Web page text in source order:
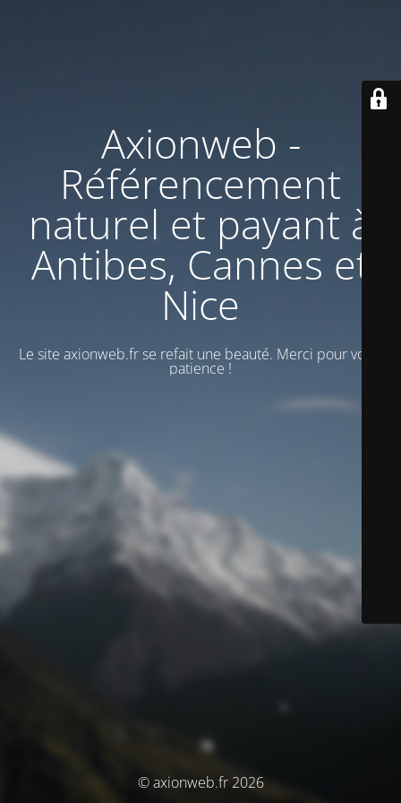
Axionweb -
Référencement
naturel et payant à
Antibes, Cannes et
Nice
Le site axionweb.fr se refait une beauté. Merci pour votre
patience !
© axionweb.fr 2026